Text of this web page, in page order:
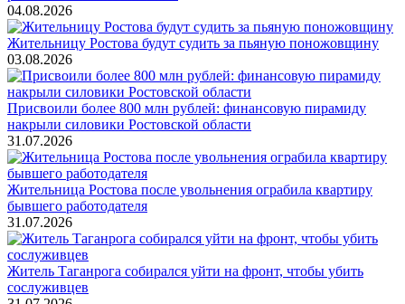
04.08.2026
Жительницу Ростова будут судить за пьяную поножовщину
03.08.2026
Присвоили более 800 млн рублей: финансовую пирамиду
накрыли силовики Ростовской области
31.07.2026
Жительница Ростова после увольнения ограбила квартиру
бывшего работодателя
31.07.2026
Житель Таганрога собирался уйти на фронт, чтобы убить
сослуживцев